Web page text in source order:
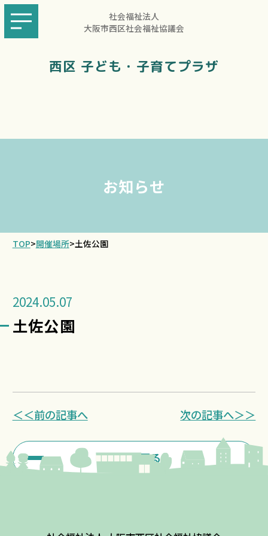
社会福祉法人
大阪市西区社会福祉協議会
西区 子ども・子育てプラザ
お知らせ
TOP>開催場所>土佐公園
2024.05.07
土佐公園
＜＜前の記事へ
一覧に戻る
次の記事へ＞＞